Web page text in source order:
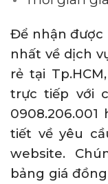
Để nhận được
nhất về dịch
rẻ tại
trực tiếp với
tiết về yêu
website.
bảng giá